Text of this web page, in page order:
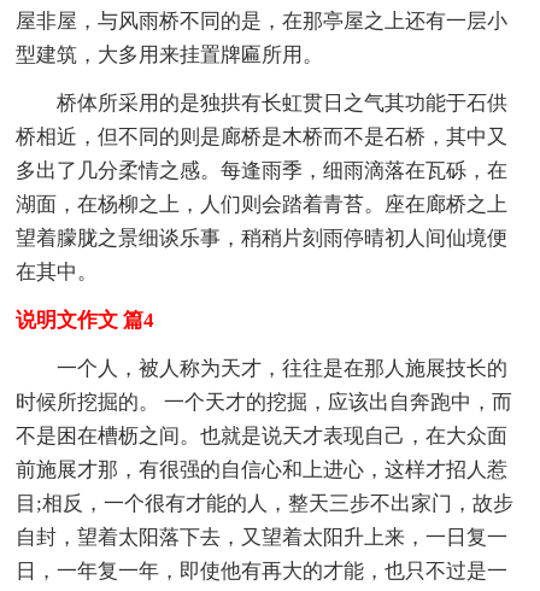
屋非屋，与风雨桥不同的是，在那亭屋之上还有一层小
型建筑，大多用来挂置牌匾所用。
桥体所采用的是独拱有长虹贯日之气其功能于石供
桥相近，但不同的则是廊桥是木桥而不是石桥，其中又
多出了几分柔情之感。每逢雨季，细雨滴落在瓦砾，在
湖面，在杨柳之上，人们则会踏着青苔。座在廊桥之上
望着朦胧之景细谈乐事，稍稍片刻雨停晴初人间仙境便
在其中。
说明文作文 篇4
一个人，被人称为天才，往往是在那人施展技长的
时候所挖掘的。 一个天才的挖掘，应该出自奔跑中，而
不是困在槽枥之间。也就是说天才表现自己，在大众面
前施展才那，有很强的自信心和上进心，这样才招人惹
目;相反，一个很有才能的人，整天三步不出家门，故步
自封，望着太阳落下去，又望着太阳升上来，一日复一
日，一年复一年，即使他有再大的才能，也只不过是一